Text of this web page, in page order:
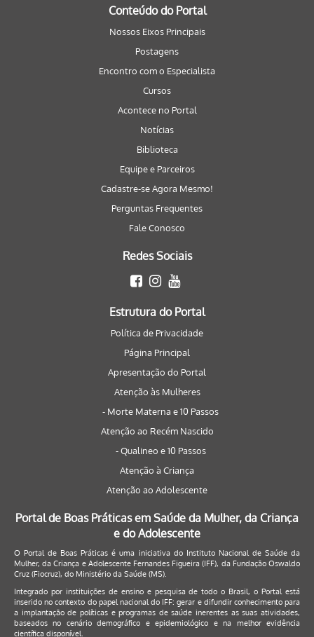
Conteúdo do Portal
Nossos Eixos Principais
Postagens
Encontro com o Especialista
Cursos
Acontece no Portal
Notícias
Biblioteca
Equipe e Parceiros
Cadastre-se Agora Mesmo!
Perguntas Frequentes
Fale Conosco
Redes Sociais
Estrutura do Portal
Política de Privacidade
Página Principal
Apresentação do Portal
Atenção às Mulheres
- Morte Materna e 10 Passos
Atenção ao Recém Nascido
- Qualineo e 10 Passos
Atenção à Criança
Atenção ao Adolescente
Portal de Boas Práticas em Saúde da Mulher, da Criança
e do Adolescente
O Portal de Boas Práticas é uma iniciativa do Instituto Nacional de Saúde da
Mulher, da Criança e Adolescente Fernandes Figueira (IFF), da Fundação Oswaldo
Cruz (Fiocruz), do Ministério da Saúde (MS).
Integrado por instituições de ensino e pesquisa de todo o Brasil, o Portal está
inserido no contexto do papel nacional do IFF: gerar e difundir conhecimento para
a implantação de políticas e programas de saúde inerentes as suas atividades,
baseados no cenário demográfico e epidemiológico e na melhor evidência
científica disponível.